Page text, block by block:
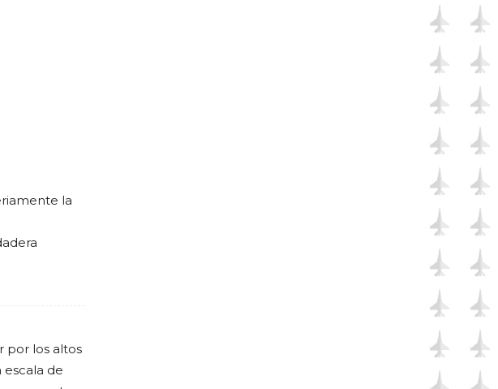
la
por los altos
escala de